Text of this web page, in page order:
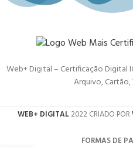
Web+ Digital – Certificação Digital
Arquivo,
WEB+ DIGITAL 2022 CRIADO POR
FORMAS DE